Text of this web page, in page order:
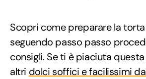
Scopri come preparare la
seguendo passo passo
consigli. Se ti è piaciuta
altri dolci soffici e facilissimi